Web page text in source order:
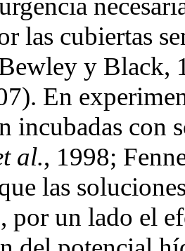
las cubiertas
y Black,
En
incubadas
al., 1998;
las
por un lado el